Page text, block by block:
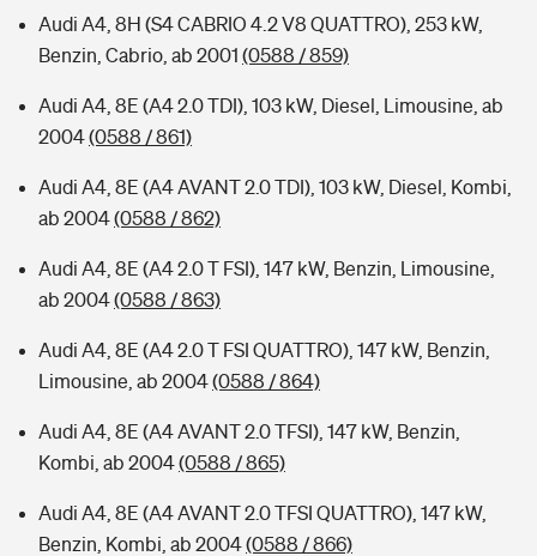
Audi A4, 8H (S4 CABRIO 4.2 V8 QUATTRO), 253 kW,
Benzin, Cabrio, ab 2001 (0588 / 859)
Audi A4, 8E (A4 2.0 TDI), 103 kW, Diesel, Limousine, ab
2004(0588 / 861)
Audi A4, 8E (A4 AVANT 2.0 TDI), 103 kW, Diesel, Kombi,
ab 2004(0588 / 862)
Audi A4, 8E (A4 2.0 T FSI), 147 kW, Benzin, Limousine,
ab 2004(0588 / 863)
Audi A4, 8E (A4 2.0 T FSI QUATTRO), 147 kW, Benzin,
Limousine, ab 2004(0588 / 864)
Audi A4, 8E (A4 AVANT 2.0 TFSI), 147 kW, Benzin,
Kombi, ab 2004(0588 / 865)
Audi A4, 8E (A4 AVANT 2.0 TFSI QUATTRO), 147 kW,
Benzin, Kombi, ab 2004(0588 / 866)